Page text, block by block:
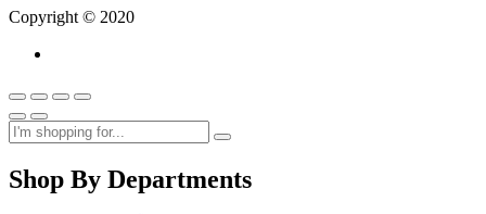
Copyright © 2020
Shop By Departments